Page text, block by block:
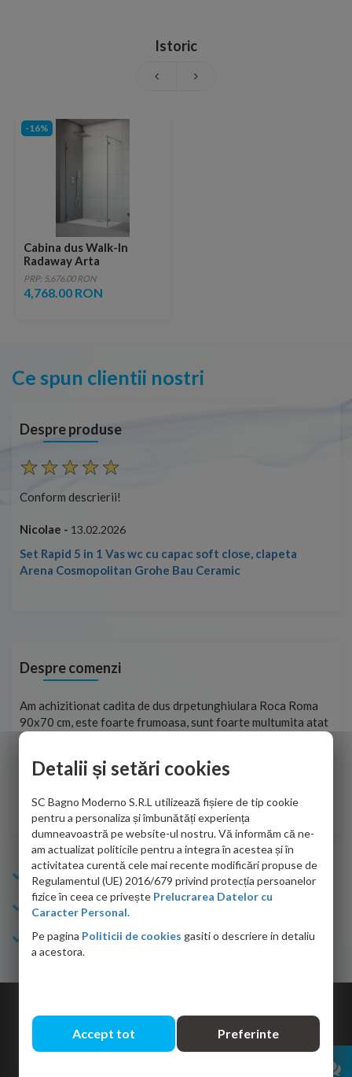
Istoric
-16%
Cabina dus Walk-In
Radaway Arta
100x40xH200 cm, stanga
PRP: 5,676.00 RON
4,768.00 RON
Ce spun clientii nostri
Despre produse
Conform descrierii!
Nicolae - 13.02.2026
Set Rapid 5 in 1 Vas wc cu capac soft close, clapeta
Arena Cosmopolitan Grohe Bau Ceramic
Despre comenzi
Am achizitionat cadita de dus drpetunghiulara Roca Roma
90x70 cm, este foarte frumoasa, sunt foarte multumita atat
de personalul firmei dvs. cu care am colaborat in obtinerea
adus coletul in siguranta.Numai bine, va doresc!
Sofrone Viviana -28.07.2026
Info Bagno
Cumparaturi
Suport clienti
Detalii și setări cookies
SC Bagno Moderno S.R.L utilizează fișiere de tip cookie
pentru a personaliza și îmbunătăți experiența
dumneavoastră pe website-ul nostru. Vă informăm că ne-
am actualizat politicile pentru a integra în acestea și în
activitatea curentă cele mai recente modificări propuse de
Regulamentul (UE) 2016/679 privind protecția persoanelor
fizice în ceea ce privește Prelucrarea Datelor cu
Caracter Personal.
Pe pagina Politicii de cookies gasiti o descriere in detaliu
a acestora.
Accept tot Preferinte